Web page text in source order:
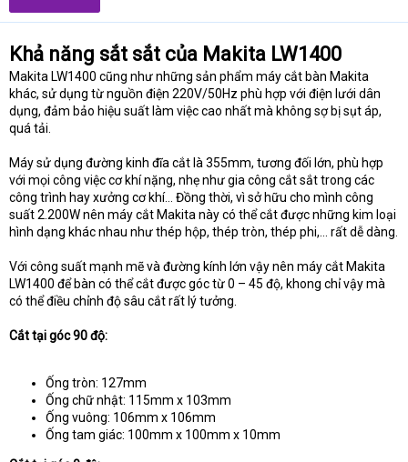
Khả năng sắt sắt của Makita LW1400
Makita LW1400 cũng như những sản phẩm máy cắt bàn Makita
khác, sử dụng từ nguồn điện 220V/50Hz phù hợp với điện lưới dân
dụng, đảm bảo hiệu suất làm việc cao nhất mà không sợ bị sụt áp,
quá tải.
Máy sử dụng đường kinh đĩa cắt là 355mm, tương đối lớn, phù hợp
với mọi công việc cơ khí nặng, nhẹ như gia công cắt sắt trong các
công trình hay xưởng cơ khí… Đồng thời, vì sở hữu cho mình công
suất 2.200W nên máy cắt Makita này có thể cắt được những kim loại
hình dạng khác nhau như thép hộp, thép tròn, thép phi,… rất dễ dàng.
Với công suất mạnh mẽ và đường kính lớn vậy nên máy cắt Makita
LW1400 để bàn có thể cắt được góc từ 0 – 45 độ, khong chỉ vậy mà
có thể điều chỉnh độ sâu cắt rất lý tưởng.
Cắt tại góc 90 độ:
Ống tròn: 127mm
Ống chữ nhật: 115mm x 103mm
Ống vuông: 106mm x 106mm
Ống tam giác: 100mm x 100mm x 10mm